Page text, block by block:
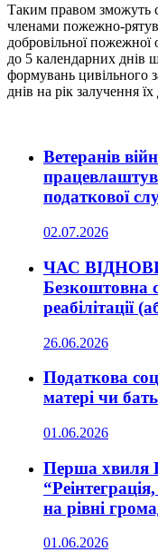
Таким правом зможуть
членами пожежно-
добровільної
до 5 календарних днів
формувань цивільного
днів на рік залучення
Ветеранів
податкової
02.07.2026
ЧАС
Безкоштовна
реабілітації
26.06.2026
Податкова
матері чи
01.06.2026
Перша хвиля
на рівні
01.06.2026